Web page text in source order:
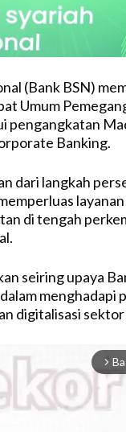
(Bank BSN)
Umum
pengangkatan
Banking.
dari langkah
di tengah
seiring upaya
menghadapi
digitalisasi sektor
arrow_forward_ios